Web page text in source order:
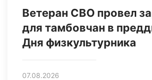
Ветеран СВО провел
для тамбовчан в
Дня физкультурника
07.08.2026